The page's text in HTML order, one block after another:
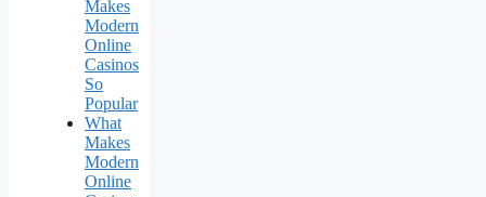
Makes
Modern
Online
Casinos
So
Popular
What
Makes
Modern
Online